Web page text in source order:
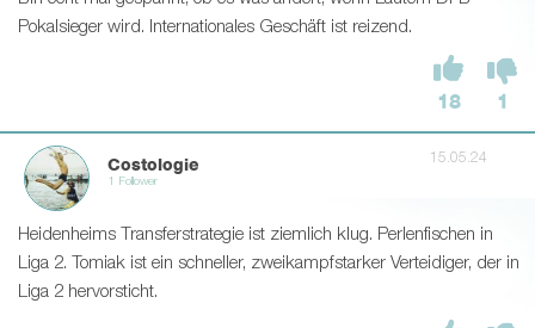
Pokalsieger wird. Internationales Geschäft ist reizend.
18 1
Costologie
1 Follower
15.05.24
Heidenheims Transferstrategie ist ziemlich klug. Perlenfischen in
Liga 2. Tomiak ist ein schneller, zweikampfstarker Verteidiger, der in
Liga 2 hervorsticht.